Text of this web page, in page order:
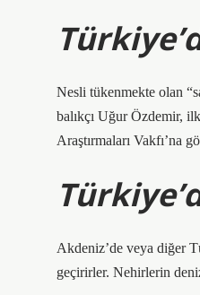
Nesli tükenmekte olan
balıkçı Uğur Özdemir,
Araştırmaları Vakfı’na
Akdeniz’de veya diğer
geçirirler. Nehirlerin